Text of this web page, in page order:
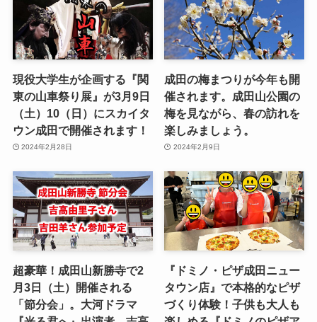
現役大学生が企画する『関
東の山車祭り展』が3月9日
（土）10（日）にスカイタ
ウン成田で開催されます！
2024年2月28日
成田の梅まつりが今年も開
催されます。成田山公園の
梅を見ながら、春の訪れを
楽しみましょう。
2024年2月9日
超豪華！成田山新勝寺で2
月3日（土）開催される
「節分会」。大河ドラマ
『ドミノ・ピザ成田ニュー
タウン店』で本格的なピザ
づくり体験！子供も大人も